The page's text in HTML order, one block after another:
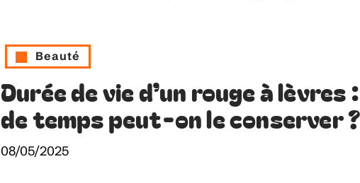
Beauté
Durée de vie d’un rouge à lèvres
de temps peut-on le conserver ?
08/05/2025